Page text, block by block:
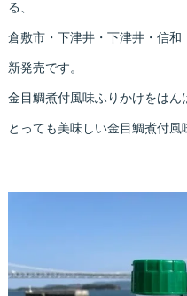
る、
倉敷市・下津井・下津井・信和
新発売です。
金目鯛煮付風味ふりかけをはん
とっても美味しい金目鯛煮付風